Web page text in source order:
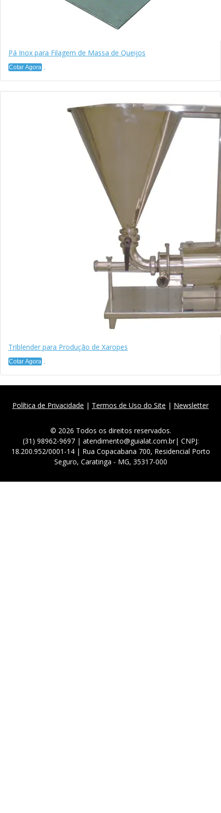
Pá Inox para Filagem de Massa de Queijos
Cotar Agora
Triblender para Produção de Xaropes
Cotar Agora
Política de Privacidade | Termos de Uso do Site | Newsletter
© 2026 Todos os direitos reservados.
(31) 98962-9697 | atendimento@guialat.com.br| CNPJ:
18.200.952/0001-14 | Rua Copacabana 700, Residencial Porto
Seguro, Caratinga - MG, 35317-000